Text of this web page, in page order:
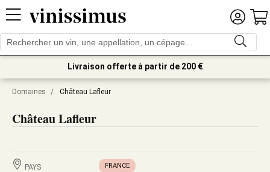
Livraison offerte à partir de 200 €
Domaines / Château Lafleur
Château Lafleur
PAYS FRANCE